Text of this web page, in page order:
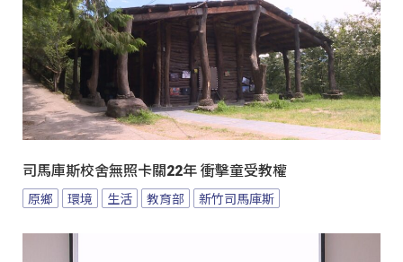
司馬庫斯校舍無照卡關22年 衝擊童受教權
原鄉 環境 生活 教育部 新竹司馬庫斯